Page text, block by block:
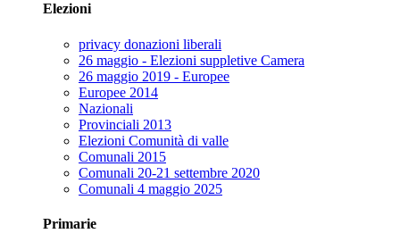
Elezioni
privacy donazioni liberali
26 maggio - Elezioni suppletive Camera
26 maggio 2019 - Europee
Europee 2014
Nazionali
Provinciali 2013
Elezioni Comunità di valle
Comunali 2015
Comunali 20-21 settembre 2020
Comunali 4 maggio 2025
Primarie